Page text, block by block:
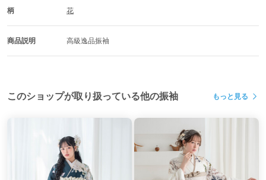
柄 花
商品説明 高級逸品振袖
このショップが取り扱っている他の振袖 もっと見る